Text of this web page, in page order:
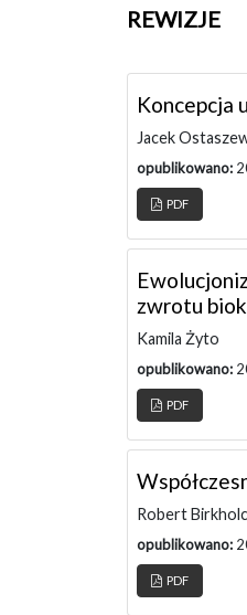
REWIZJE
Koncepcja
Jacek
opublikowano:
PDF
zwrotu
Kamila Żyto
opublikowano:
PDF
Robert Birkholc
opublikowano:
PDF